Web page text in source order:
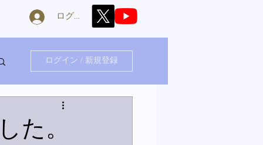
ログイン
ログイン / 新規登録
た。